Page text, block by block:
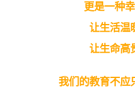
更是一种
让生活温
让生命高
我们的教育不应